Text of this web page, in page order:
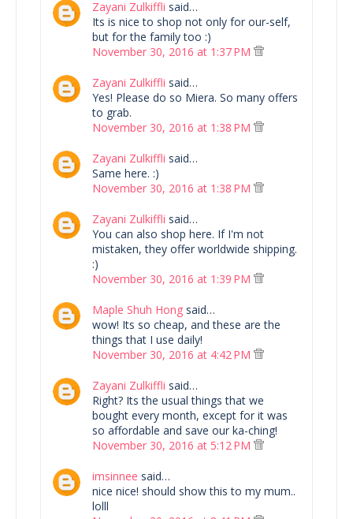
Zayani Zulkiffli said…
Its is nice to shop not only for our-self,
but for the family too :)
November 30, 2016 at 1:37 PM
Zayani Zulkiffli said…
Yes! Please do so Miera. So many offers
to grab.
November 30, 2016 at 1:38 PM
Zayani Zulkiffli said…
Same here. :)
November 30, 2016 at 1:38 PM
Zayani Zulkiffli said…
You can also shop here. If I'm not
mistaken, they offer worldwide shipping.
:)
November 30, 2016 at 1:39 PM
Maple Shuh Hong said…
wow! Its so cheap, and these are the
things that I use daily!
November 30, 2016 at 4:42 PM
Zayani Zulkiffli said…
Right? Its the usual things that we
bought every month, except for it was
so affordable and save our ka-ching!
November 30, 2016 at 5:12 PM
imsinnee said…
nice nice! should show this to my mum..
lolll